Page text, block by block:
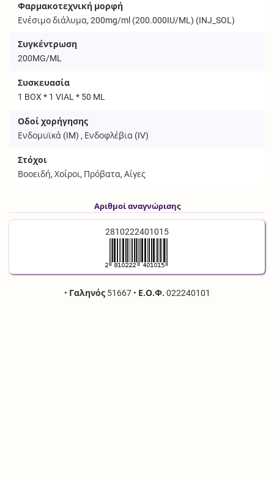
Φαρμακοτεχνική μορφή
Ενέσιμο διάλυμα, 200mg/ml (200.000IU/ML) (INJ_SOL)
Συγκέντρωση
200MG/ML
Συσκευασία
1 BOX * 1 VIAL * 50 ML
Οδοί χορήγησης
Ενδομυϊκά (IM) , Ενδοφλέβια (IV)
Στόχοι
Βοοειδή, Χοίροι, Πρόβατα, Αίγες
Αριθμοί αναγνώρισης
2810222401015
• Γαληνός51667 • Ε.Ο.Φ. 022240101